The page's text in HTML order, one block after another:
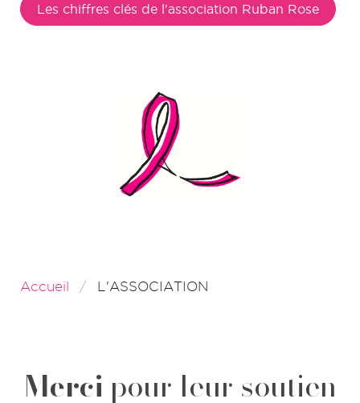
Les chiffres clés de l'association Ruban Rose
Accueil L'ASSOCIATION
Merci pour leur soutien